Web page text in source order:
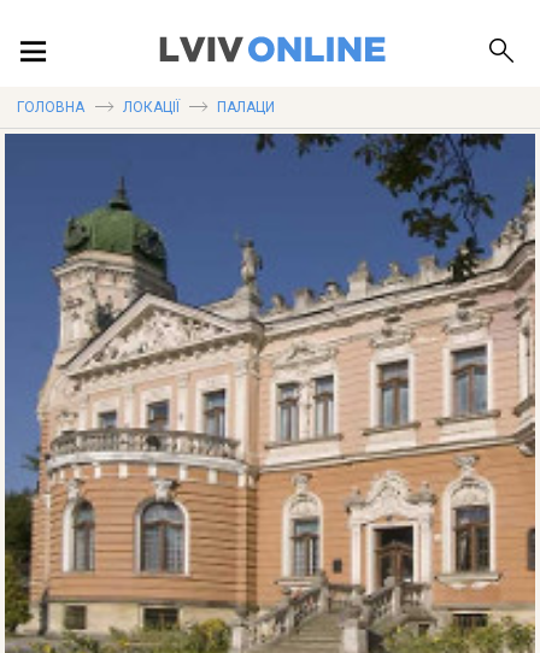
ЛОКАЦІЇ
ПУБЛІКАЦІЇ
ДОВІДКА
ГОЛОВНА ЛОКАЦІЇ ПАЛАЦИ